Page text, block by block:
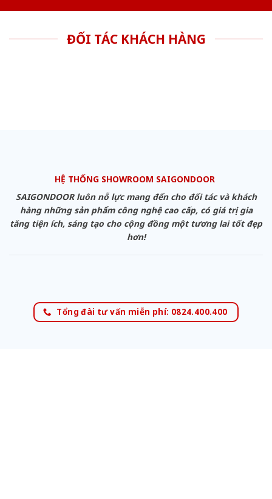
ĐỐI TÁC KHÁCH HÀNG
HỆ THỐNG SHOWROOM SAIGONDOOR
SAIGONDOOR luôn nỗ lực mang đến cho đối tác và khách
hàng những sản phẩm công nghệ cao cấp, có giá trị gia
tăng tiện ích, sáng tạo cho cộng đồng một tương lai tốt đẹp
hơn!
Tổng đài tư vấn miễn phí: 0824.400.400